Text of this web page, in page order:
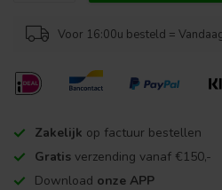
Voor 16:00u besteld =
Zakelijk op factuur bestellen
Gratis verzending vanaf €150,-
Download onze APP